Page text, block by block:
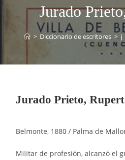
Jurado
> Diccionario de escritores > j
Jurado Prieto,
Belmonte, 1880 / Palma de
Militar de profesión, alcanzó el